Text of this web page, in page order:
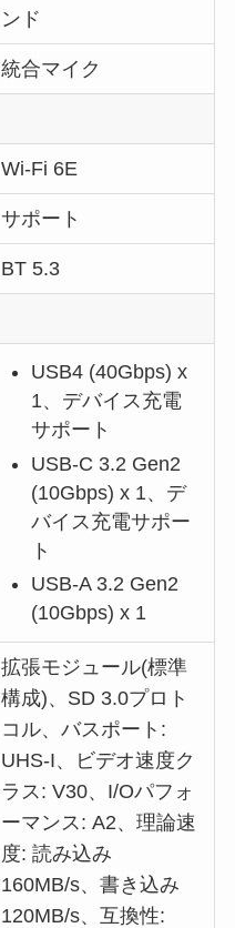
ンド
統合マイク
Wi-Fi 6E
サポート
BT 5.3
USB4 (40Gbps) x
1、デバイス充電
サポート
USB-C 3.2 Gen2
(10Gbps) x 1、デ
バイス充電サポー
ト
USB-A 3.2 Gen2
(10Gbps) x 1
拡張モジュール(標準
構成)、SD 3.0プロト
コル、バスポート:
UHS-I、ビデオ速度ク
ラス: V30、I/Oパフォ
ーマンス: A2、理論速
度: 読み込み
160MB/s、書き込み
120MB/s、互換性: